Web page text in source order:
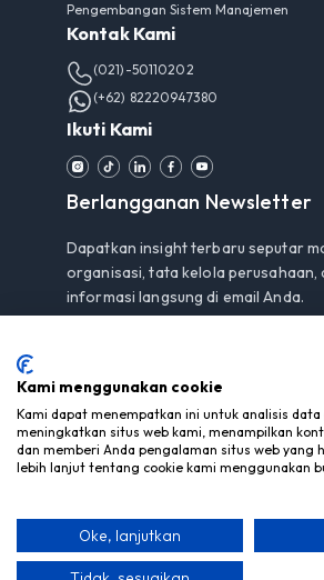
Pengembangan Sistem Manajemen
Kontak Kami
(021)-50110202
(+62) 82220947380
Ikuti Kami
Berlangganan Newsletter
Dapatkan insight terbaru seputar
organisasi, tata kelola perusahaan,
informasi langsung di email Anda.
Berlangganan
Dengan berlangganan, Anda
Privasikami.
© Hak Cipta 2026 PT Mitra Berdaya
Dilindungi
Kami menggunakan cookie
Kami dapat menempatkan ini untuk analisis
meningkatkan situs web kami, menampilkan
dan memberi Anda pengalaman situs web yang
lebih lanjut tentang cookie kami menggunakan
Oke, lanjutkan